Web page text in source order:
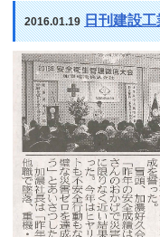
2016.01.19 日刊建設